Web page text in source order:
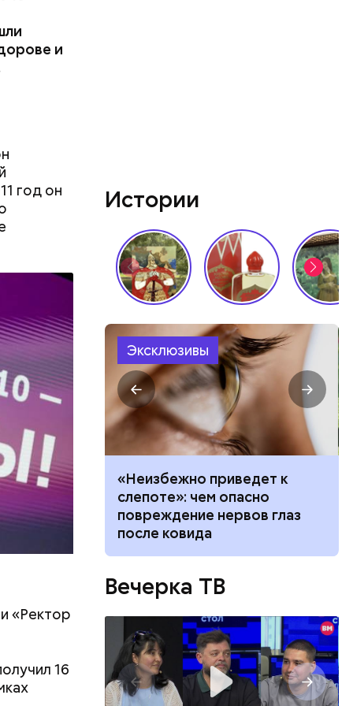
и
год он
«Ректор
16
возле
в
у
Истории
Эксклюзивы
от
любовь в
«Неизбежно приведет к
слепоте»: чем опасно
повреждение нервов глаз
после ковида
Вечерка ТВ